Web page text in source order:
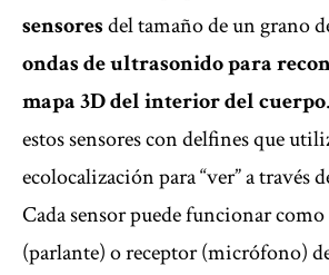
sensoresdel tamaño de un grano
ondas de ultrasonido para
mapa 3D del interior del cuerpo
estos sensores con delfines que
ecolocalización para “ver” a través
Cada sensor puede funcionar
(parlante) o receptor (micrófono)